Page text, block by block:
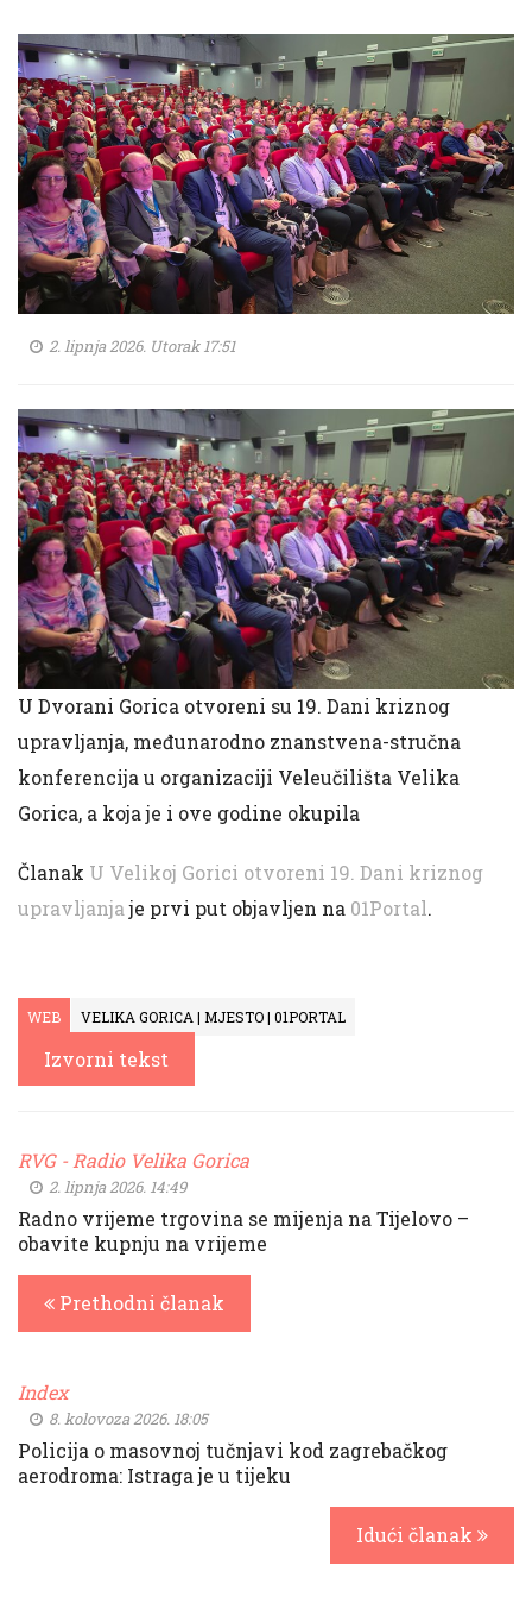
2. lipnja 2026. Utorak 17:51
U Dvorani Gorica otvoreni su 19. Dani kriznog
upravljanja, međunarodno znanstvena-stručna
konferencija u organizaciji Veleučilišta Velika
Gorica, a koja je i ove godine okupila
Članak U Velikoj Gorici otvoreni 19. Dani kriznog
upravljanjaje prvi put objavljen na 01Portal.
WEB VELIKA GORICA | MJESTO | 01PORTAL
Izvorni tekst
RVG - Radio Velika Gorica
2. lipnja 2026. 14:49
Radno vrijeme trgovina se mijenja na Tijelovo –
obavite kupnju na vrijeme
Prethodni članak
Index
8. kolovoza 2026. 18:05
Policija o masovnoj tučnjavi kod zagrebačkog
aerodroma: Istraga je u tijeku
Idući članak